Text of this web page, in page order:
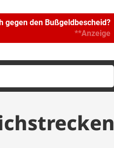
gegen den Bußgeldbescheid?
**Anzeige